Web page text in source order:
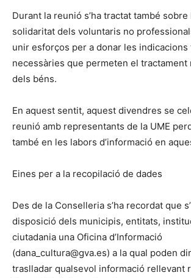
Durant la reunió s’ha tractat també sobre
solidaritat dels voluntaris no
unir esforços per a donar les indicacions
necessàries que permeten el tractament
dels béns.
En aquest sentit, aquest divendres se
reunió amb representants de la UME
també en les labors d’informació en
Eines per a la recopilació de dades
Des de la Conselleria s’ha recordat que
disposició dels municipis, entitats,
ciutadania una Oficina d’Informació
(dana_cultura@gva.es) a la qual poden
traslladar qualsevol informació rellevant